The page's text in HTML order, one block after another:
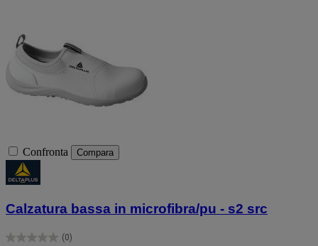
Confronta Compara
Calzatura bassa in microfibra/pu - s2 src
(0)
0.0